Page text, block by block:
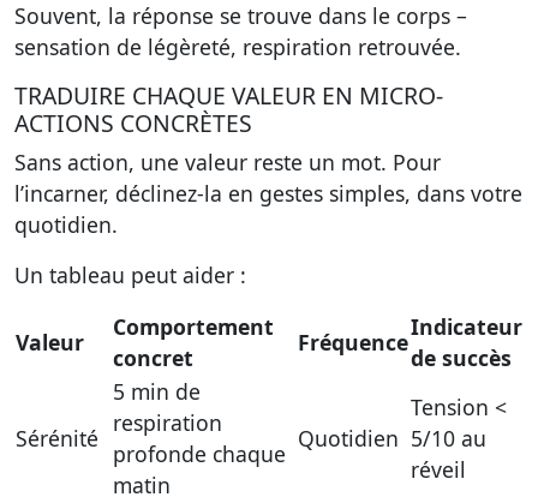
Souvent, la réponse se trouve dans le corps –
sensation de légèreté, respiration retrouvée.
TRADUIRE CHAQUE VALEUR EN MICRO-
ACTIONS CONCRÈTES
Sans action, une valeur reste un mot. Pour
l’incarner, déclinez-la en gestes simples, dans votre
quotidien.
Un tableau peut aider :
Valeur
Comportement
concret
Fréquence
Indicateur
de succès
Sérénité
5 min de
respiration
profonde chaque
matin
Quotidien
Tension <
5/10 au
réveil